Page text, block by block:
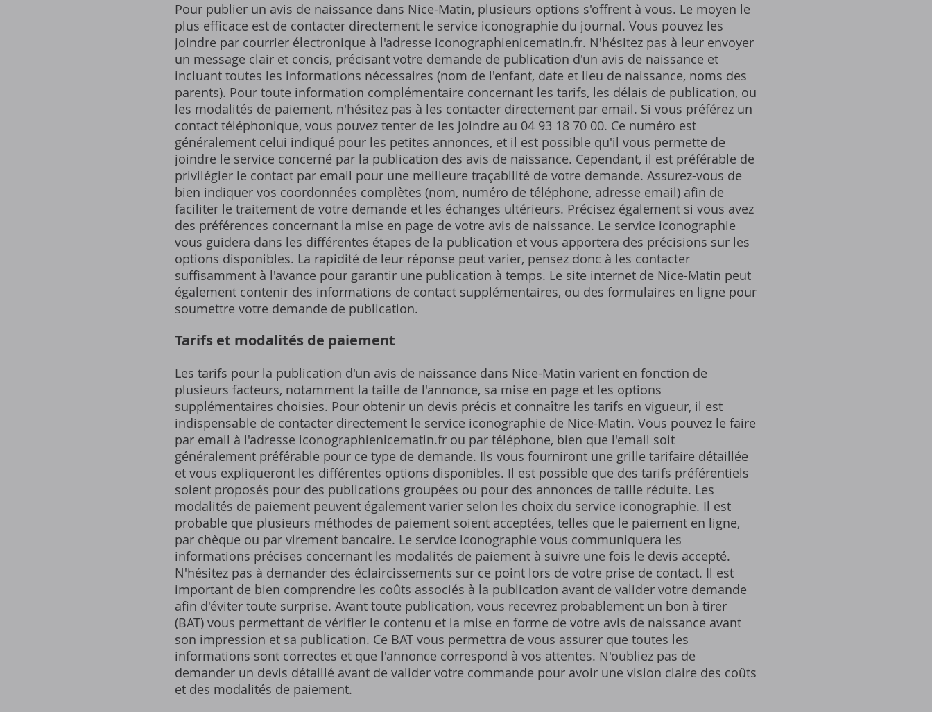
Pour publier un avis de naissance dans Nice-Matin, plusieurs options s'offrent à vous. Le moyen le
plus efficace est de contacter directement le service iconographie du journal. Vous pouvez les
joindre par courrier électronique à l'adresse iconographienicematin.fr. N'hésitez pas à leur envoyer
un message clair et concis, précisant votre demande de publication d'un avis de naissance et
incluant toutes les informations nécessaires (nom de l'enfant, date et lieu de naissance, noms des
parents). Pour toute information complémentaire concernant les tarifs, les délais de publication, ou
les modalités de paiement, n'hésitez pas à les contacter directement par email. Si vous préférez un
contact téléphonique, vous pouvez tenter de les joindre au 04 93 18 70 00. Ce numéro est
généralement celui indiqué pour les petites annonces, et il est possible qu'il vous permette de
joindre le service concerné par la publication des avis de naissance. Cependant, il est préférable de
privilégier le contact par email pour une meilleure traçabilité de votre demande. Assurez-vous de
bien indiquer vos coordonnées complètes (nom, numéro de téléphone, adresse email) afin de
faciliter le traitement de votre demande et les échanges ultérieurs. Précisez également si vous avez
des préférences concernant la mise en page de votre avis de naissance. Le service iconographie
vous guidera dans les différentes étapes de la publication et vous apportera des précisions sur les
options disponibles. La rapidité de leur réponse peut varier, pensez donc à les contacter
suffisamment à l'avance pour garantir une publication à temps. Le site internet de Nice-Matin peut
également contenir des informations de contact supplémentaires, ou des formulaires en ligne pour
soumettre votre demande de publication.
Tarifs et modalités de paiement
Les tarifs pour la publication d'un avis de naissance dans Nice-Matin varient en fonction de
plusieurs facteurs, notamment la taille de l'annonce, sa mise en page et les options
supplémentaires choisies. Pour obtenir un devis précis et connaître les tarifs en vigueur, il est
indispensable de contacter directement le service iconographie de Nice-Matin. Vous pouvez le faire
par email à l'adresse iconographienicematin.fr ou par téléphone, bien que l'email soit
généralement préférable pour ce type de demande. Ils vous fourniront une grille tarifaire détaillée
et vous expliqueront les différentes options disponibles. Il est possible que des tarifs préférentiels
soient proposés pour des publications groupées ou pour des annonces de taille réduite. Les
modalités de paiement peuvent également varier selon les choix du service iconographie. Il est
probable que plusieurs méthodes de paiement soient acceptées, telles que le paiement en ligne,
par chèque ou par virement bancaire. Le service iconographie vous communiquera les
informations précises concernant les modalités de paiement à suivre une fois le devis accepté.
N'hésitez pas à demander des éclaircissements sur ce point lors de votre prise de contact. Il est
important de bien comprendre les coûts associés à la publication avant de valider votre demande
afin d'éviter toute surprise. Avant toute publication, vous recevrez probablement un bon à tirer
(BAT) vous permettant de vérifier le contenu et la mise en forme de votre avis de naissance avant
son impression et sa publication. Ce BAT vous permettra de vous assurer que toutes les
informations sont correctes et que l'annonce correspond à vos attentes. N'oubliez pas de
demander un devis détaillé avant de valider votre commande pour avoir une vision claire des coûts
et des modalités de paiement.